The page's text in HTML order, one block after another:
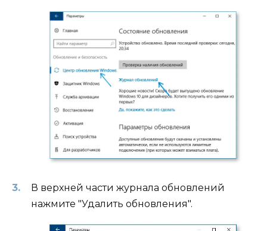
В верхней части журнала обновлений
нажмите "Удалить обновления".